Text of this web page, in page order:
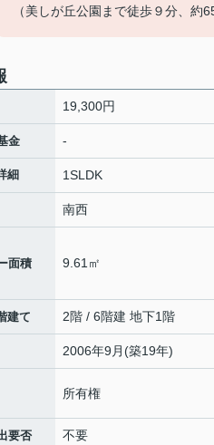
（美しが丘公園まで徒歩９分、
19,300円
金 -
細 1SLDK
南西
面積 9.61㎡
建て 2階 / 6階建 地下1階
2006年9月(築19年)
所有権
要否 不要